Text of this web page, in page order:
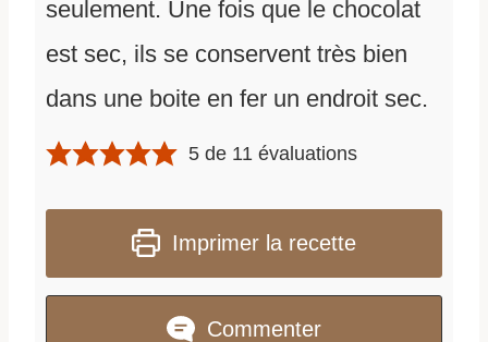
seulement. Une fois que le chocolat
est sec, ils se conservent très bien
dans une boite en fer un endroit sec.
5 de 11 évaluations
Imprimer la recette
Commenter